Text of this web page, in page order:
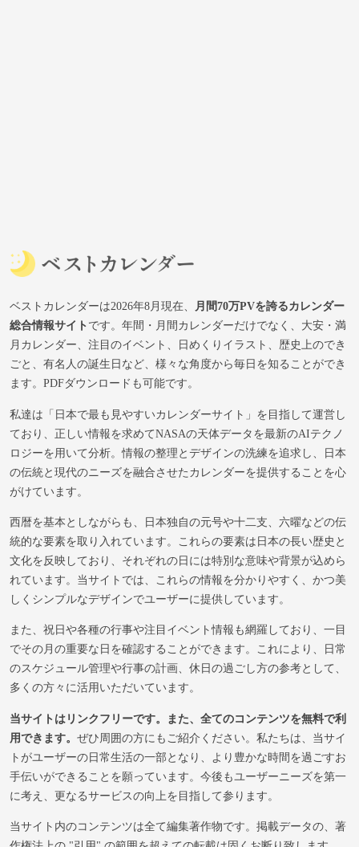
ベストカレンダーは2026年8月現在、
月間70万PVを誇るカレンダー
総合情報サイトです。年間・月間カレンダーだけでなく、大安・満
月カレンダー、注目のイベント、日めくりイラスト、歴史上のでき
ごと、有名人の誕生日など、様々な角度から毎日を知ることができ
ます。PDFダウンロードも可能です。
私達は「日本で最も見やすいカレンダーサイト」を目指して運営し
ており、正しい情報を求めてNASAの天体データを最新のAIテクノ
ロジーを用いて分析。情報の整理とデザインの洗練を追求し、日本
の伝統と現代のニーズを融合させたカレンダーを提供することを心
がけています。
西暦を基本としながらも、日本独自の元号や十二支、六曜などの伝
統的な要素を取り入れています。これらの要素は日本の長い歴史と
文化を反映しており、それぞれの日には特別な意味や背景が込めら
れています。当サイトでは、これらの情報を分かりやすく、かつ美
しくシンプルなデザインでユーザーに提供しています。
また、祝日や各種の行事や注目イベント情報も網羅しており、一目
でその月の重要な日を確認することができます。これにより、日常
のスケジュール管理や行事の計画、休日の過ごし方の参考として、
多くの方々に活用いただいています。
当サイトはリンクフリーです。また、全てのコンテンツを無料で利
用できます。 ぜひ周囲の方にもご紹介ください。私たちは、当サイ
トがユーザーの日常生活の一部となり、より豊かな時間を過ごすお
手伝いができることを願っています。今後もユーザーニーズを第一
に考え、更なるサービスの向上を目指して参ります。
当サイト内のコンテンツは全て編集著作物です。掲載データの、著